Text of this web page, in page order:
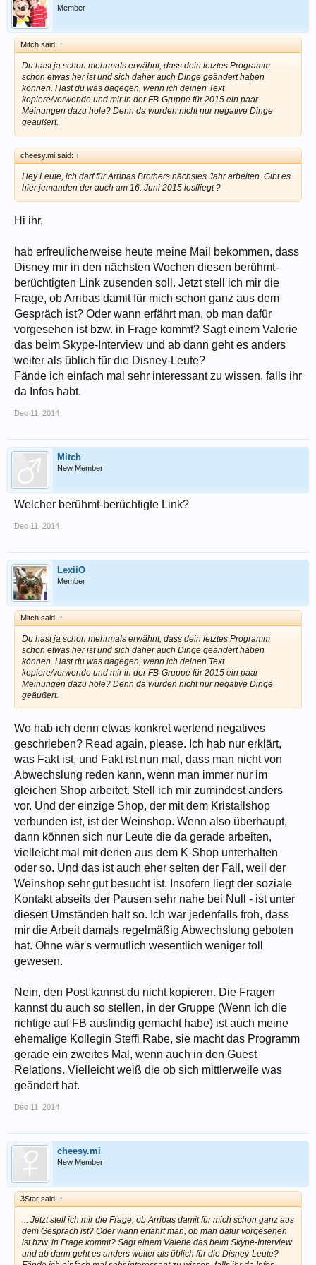
Member
Mitch said: ↑
Du hast ja schon mehrmals erwähnt, dass dein letztes Programm
schon etwas her ist und sich daher auch Dinge geändert haben
können. Hast du was dagegen, wenn ich deinen Text
kopiere/verwende und mir in der FB-Gruppe für 2015 ein paar
Meinungen dazu hole? Denn da wurden nicht nur negative Dinge
geäußert.
cheesy.mi said: ↑
Hey Leute, ich darf für Arribas Brothers nächstes Jahr arbeiten. Gibt es
hier jemanden der auch am 16. Juni 2015 losfliegt ?
Hi ihr,
hab erfreulicherweise heute meine Mail bekommen, dass
Disney mir in den nächsten Wochen diesen berühmt-
berüchtigten Link zusenden soll. Jetzt stell ich mir die
Frage, ob Arribas damit für mich schon ganz aus dem
Gespräch ist? Oder wann erfährt man, ob man dafür
vorgesehen ist bzw. in Frage kommt? Sagt einem Valerie
das beim Skype-Interview und ab dann geht es anders
weiter als üblich für die Disney-Leute?
Fände ich einfach mal sehr interessant zu wissen, falls ihr
da Infos habt.
Dec 11, 2014
Mitch
New Member
Welcher berühmt-berüchtigte Link?
Dec 11, 2014
LexiiO
Member
Mitch said: ↑
Du hast ja schon mehrmals erwähnt, dass dein letztes Programm
schon etwas her ist und sich daher auch Dinge geändert haben
können. Hast du was dagegen, wenn ich deinen Text
kopiere/verwende und mir in der FB-Gruppe für 2015 ein paar
Meinungen dazu hole? Denn da wurden nicht nur negative Dinge
geäußert.
Wo hab ich denn etwas konkret wertend negatives
geschrieben? Read again, please. Ich hab nur erklärt,
was Fakt ist, und Fakt ist nun mal, dass man nicht von
Abwechslung reden kann, wenn man immer nur im
gleichen Shop arbeitet. Stell ich mir zumindest anders
vor. Und der einzige Shop, der mit dem Kristallshop
verbunden ist, ist der Weinshop. Wenn also überhaupt,
dann können sich nur Leute die da gerade arbeiten,
vielleicht mal mit denen aus dem K-Shop unterhalten
oder so. Und das ist auch eher selten der Fall, weil der
Weinshop sehr gut besucht ist. Insofern liegt der soziale
Kontakt abseits der Pausen sehr nahe bei Null - ist unter
diesen Umständen halt so. Ich war jedenfalls froh, dass
mir die Arbeit damals regelmäßig Abwechslung geboten
hat. Ohne wär's vermutlich wesentlich weniger toll
gewesen.
Nein, den Post kannst du nicht kopieren. Die Fragen
kannst du auch so stellen, in der Gruppe (Wenn ich die
richtige auf FB ausfindig gemacht habe) ist auch meine
ehemalige Kollegin Steffi Rabe, sie macht das Programm
gerade ein zweites Mal, wenn auch in den Guest
Relations. Vielleicht weiß die ob sich mittlerweile was
geändert hat.
Dec 11, 2014
cheesy.mi
New Member
3Star said: ↑
... Jetzt stell ich mir die Frage, ob Arribas damit für mich schon ganz aus
dem Gespräch ist? Oder wann erfährt man, ob man dafür vorgesehen
ist bzw. in Frage kommt? Sagt einem Valerie das beim Skype-Interview
und ab dann geht es anders weiter als üblich für die Disney-Leute?